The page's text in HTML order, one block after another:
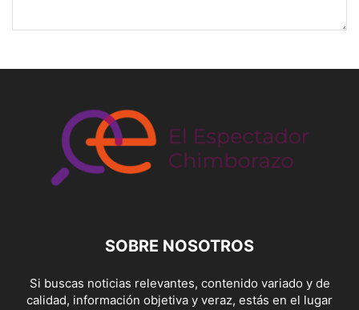
SOBRE NOSOTROS
Si buscas noticias relevantes, contenido variado y de
calidad, información objetiva y veraz, estás en el lugar